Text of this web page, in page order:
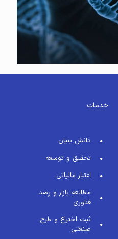
خدمات
دانش بنیان
تحقیق و توسعه
اعتبار مالیاتی
مطالعه بازار و رصد
فناوری
ثبت اختراع و طرح
صنعتی